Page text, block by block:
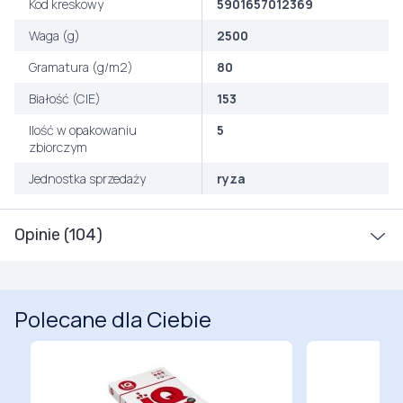
Opinie (104)
Kod kreskowy
5901657012369
Waga (g)
2500
Gramatura (g/m2)
80
Białość (CIE)
153
Ilość w opakowaniu
zbiorczym
5
Jednostka sprzedaży ryza
Polecane dla Ciebie